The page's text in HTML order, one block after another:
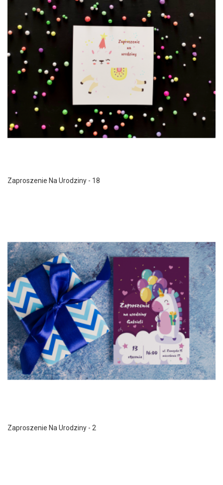
Zaproszenie Na Urodziny - 18
Zaproszenie Na Urodziny - 2